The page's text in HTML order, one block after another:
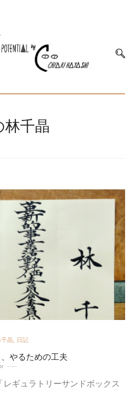
林千晶
千晶, 日記
やるための工夫
ギュラトリーサンドボックス